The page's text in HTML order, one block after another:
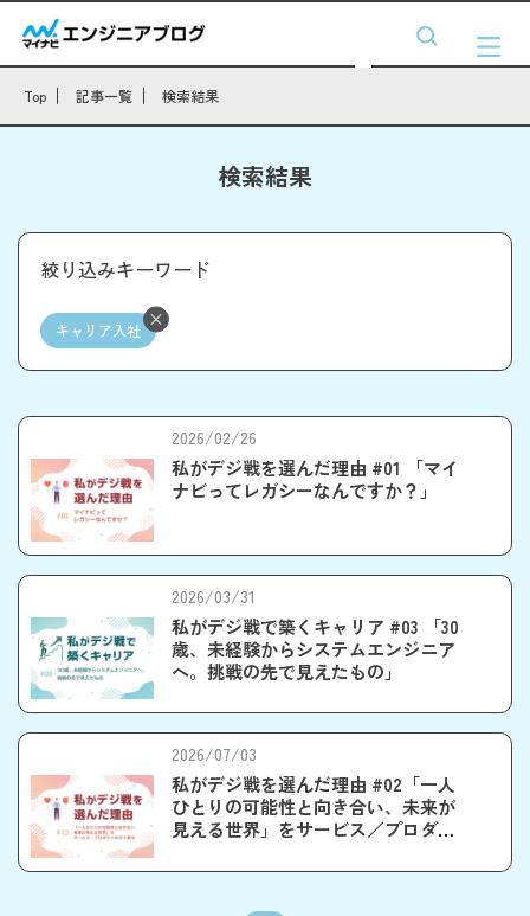
Top 記事一覧 検索結果
検索結果
絞り込みキーワード
キャリア入社
2026/02/26
私がデジ戦を選んだ理由 #01 「マイ
ナビってレガシーなんですか？」
2026/03/31
私がデジ戦で築くキャリア #03 「30
歳、未経験からシステムエンジニア
へ。挑戦の先で見えたもの」
2026/07/03
私がデジ戦を選んだ理由 #02「一人
ひとりの可能性と向き合い、未来が
見える世界」をサービス／プロダク